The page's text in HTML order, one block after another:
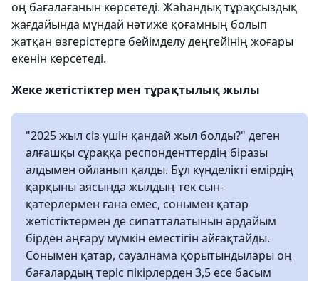
оң бағалағанын көрсетеді. Жаһандық тұрақсыздық
жағдайында мұндай нәтиже қоғамның болып
жатқан өзгерістерге бейімделу деңгейінің жоғары
екенін көрсетеді.
Жеке жетістіктер мен тұрақтылық жылы
"2025 жыл сіз үшін қандай жыл болды?" деген
алғашқы сұраққа респонденттердің біразы
алдымен ойланып қалды. Бұл күнделікті өмірдің
қарқыны аясында жылдың тек сын-
қатерлермен ғана емес, сонымен қатар
жетістіктермен де сипатталатынын әрдайым
бірден аңғару мүмкін еместігін айғақтайды.
Сонымен қатар, сауалнама қорытындылары оң
бағалардың теріс пікірлерден 3,5 есе басым